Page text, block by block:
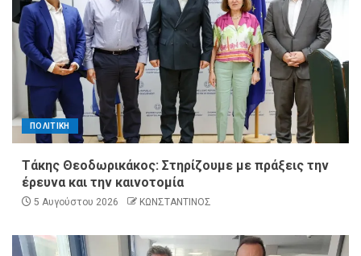
ΠΟΛΙΤΙΚΗ
Τάκης Θεοδωρικάκος: Στηρίζουμε με πράξεις την
έρευνα και την καινοτομία
5 Αυγούστου 2026 ΚΩΝΣΤΑΝΤΙΝΟΣ